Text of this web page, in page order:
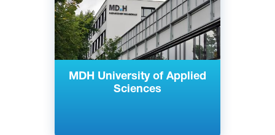
MDH University of Applied
Sciences
Частный